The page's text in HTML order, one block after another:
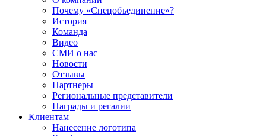
Почему «Спецобъединение»?
История
Команда
Видео
СМИ о нас
Новости
Отзывы
Партнеры
Региональные представители
Награды и регалии
Клиентам
Нанесение логотипа